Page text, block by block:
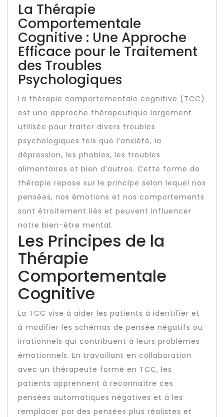
La Thérapie
Comportementale
Cognitive : Une Approche
Efficace pour le Traitement
des Troubles
Psychologiques
La thérapie comportementale cognitive (TCC)
est une approche thérapeutique largement
utilisée pour traiter divers troubles
psychologiques tels que l’anxiété, la
dépression, les phobies, les troubles
alimentaires et bien d’autres. Cette forme de
thérapie repose sur le principe selon lequel nos
pensées, nos émotions et nos comportements
sont étroitement liés et peuvent influencer
notre bien-être mental.
Les Principes de la
Thérapie
Comportementale
Cognitive
La TCC vise à aider les patients à identifier et
à modifier les schémas de pensée négatifs ou
irrationnels qui contribuent à leurs problèmes
émotionnels. En travaillant en collaboration
avec un thérapeute formé en TCC, les
patients apprennent à reconnaître ces
pensées automatiques négatives et à les
remplacer par des pensées plus réalistes et